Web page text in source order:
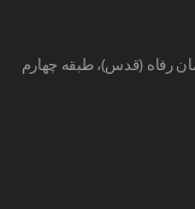
رفاه (قدس)، طبقه چهارم